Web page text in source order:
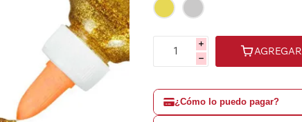
i
h
AGREGAR
¿Cómo lo puedo pagar?